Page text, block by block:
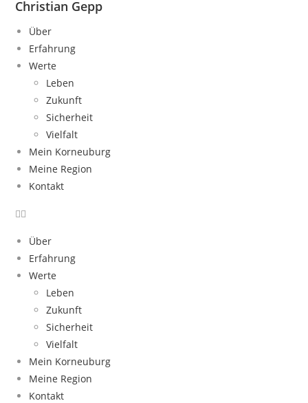
Christian Gepp
Über
Erfahrung
Werte
Leben
Zukunft
Sicherheit
Vielfalt
Mein Korneuburg
Meine Region
Kontakt
Über
Erfahrung
Werte
Leben
Zukunft
Sicherheit
Vielfalt
Mein Korneuburg
Meine Region
Kontakt